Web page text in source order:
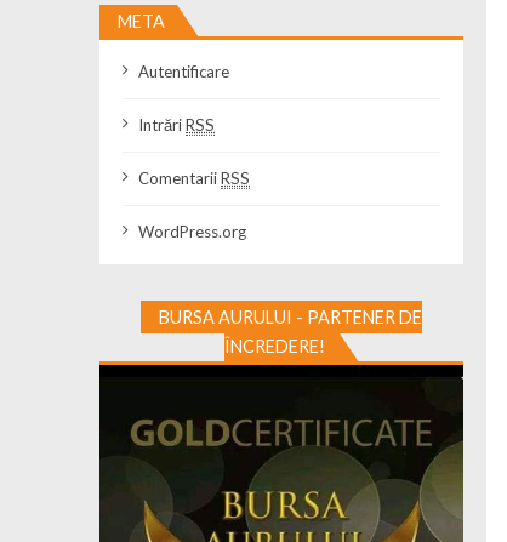
META
Autentificare
IntrăriRSS
ComentariiRSS
WordPress.org
BURSA AURULUI - PARTENER DE
ÎNCREDERE!